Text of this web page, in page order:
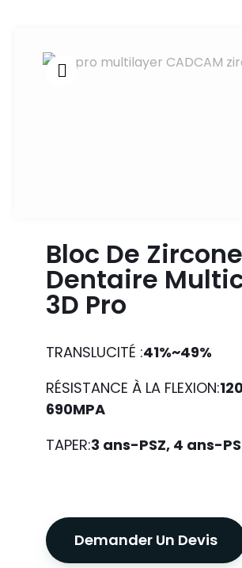
Bloc De Zircone
Dentaire
3D Pro
TRANSLUCITÉ :41%~49%
RÉSISTANCE À LA FLEXION:
690MPA
TAPER:3 ans-PSZ, 4 ans-
Demander Un Devis